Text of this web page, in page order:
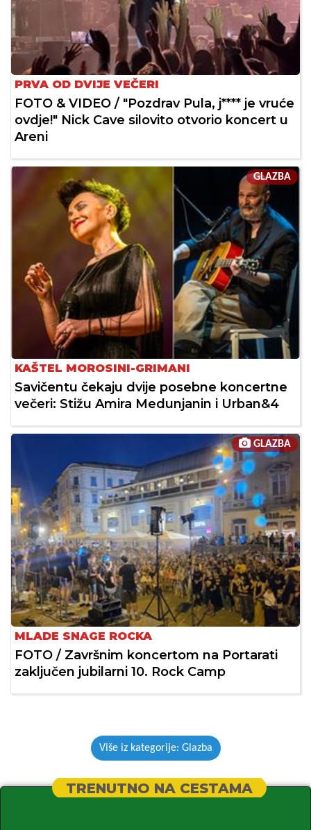
PRVA OD DVIJE VEČERI
FOTO & VIDEO / "Pozdrav Pula, j**** je vruće
ovdje!" Nick Cave silovito otvorio koncert u
Areni
GLAZBA
KAŠTEL MOROSINI-GRIMANI
Savičentu čekaju dvije posebne koncertne
večeri: Stižu Amira Medunjanin i Urban&4
GLAZBA
MLADE SNAGE ROCKA
FOTO / Završnim koncertom na Portarati
zaključen jubilarni 10. Rock Camp
Više iz kategorije: Glazba
TRENUTNO NA CESTAMA